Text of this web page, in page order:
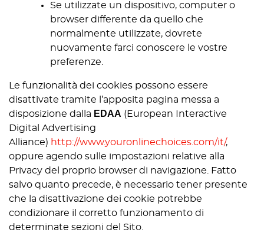
Se utilizzate un dispositivo, computer o
browser differente da quello che
normalmente utilizzate, dovrete
nuovamente farci conoscere le vostre
preferenze.
Le funzionalità dei cookies possono essere
disattivate tramite l’apposita pagina messa a
disposizione dalla EDAA (European Interactive
Digital Advertising
Alliance) http://www.youronlinechoices.com/it/,
oppure agendo sulle impostazioni relative alla
Privacy del proprio browser di navigazione. Fatto
salvo quanto precede, è necessario tener presente
che la disattivazione dei cookie potrebbe
condizionare il corretto funzionamento di
determinate sezioni del Sito.